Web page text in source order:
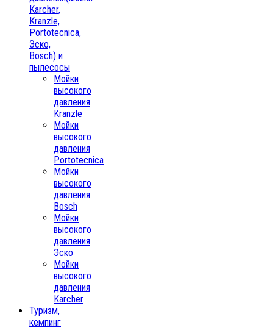
Karcher,
Kranzle,
Portotecnica,
Эско,
Bosch) и
пылесосы
Мойки
высокого
давления
Kranzle
Мойки
высокого
давления
Portotecnica
Мойки
высокого
давления
Bosch
Мойки
высокого
давления
Эско
Мойки
высокого
давления
Karcher
Туризм,
кемпинг